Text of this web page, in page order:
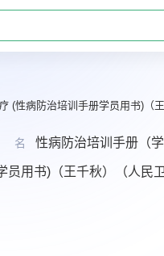
(性病防治培训手册学员用书)（
性病防治培训手册（
员用书)（王千秋）（人民